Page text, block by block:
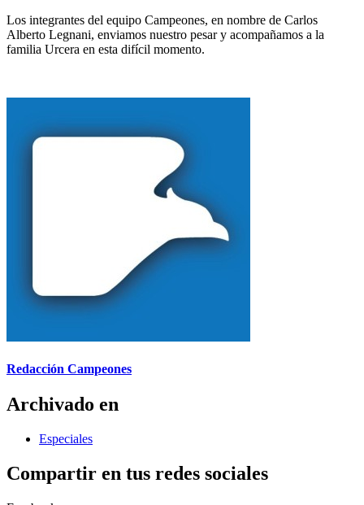
Los integrantes del equipo Campeones, en nombre de Carlos
Alberto Legnani, enviamos nuestro pesar y acompañamos a la
familia Urcera en esta difícil momento.
Redacción Campeones
Archivado en
Especiales
Compartir en tus redes sociales